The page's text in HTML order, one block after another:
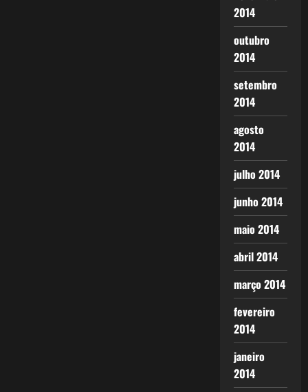
2014
outubro
2014
setembro
2014
agosto
2014
julho 2014
junho 2014
maio 2014
abril 2014
março 2014
fevereiro
2014
janeiro
2014